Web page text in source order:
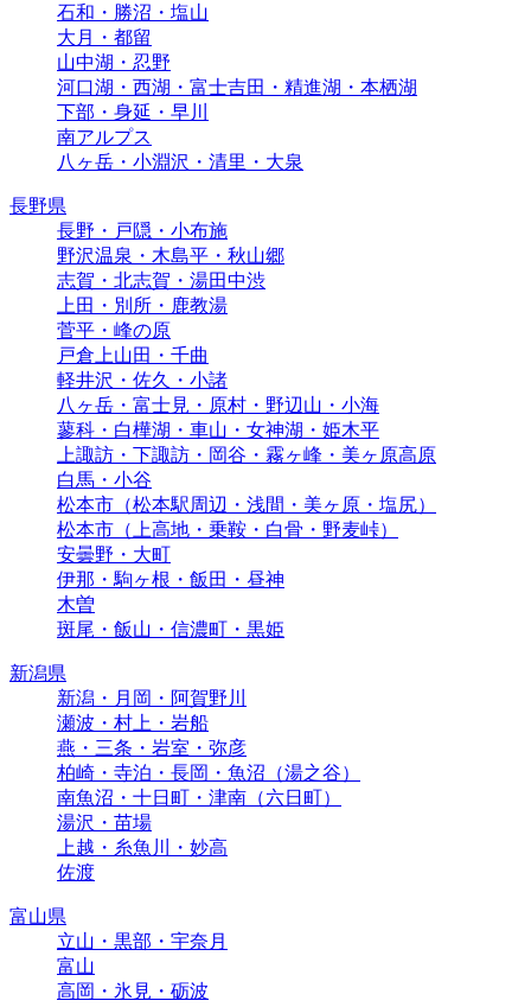
石和・勝沼・塩山
大月・都留
山中湖・忍野
河口湖・西湖・富士吉田・精進湖・本栖湖
下部・身延・早川
南アルプス
八ヶ岳・小淵沢・清里・大泉
長野県
長野・戸隠・小布施
野沢温泉・木島平・秋山郷
志賀・北志賀・湯田中渋
上田・別所・鹿教湯
菅平・峰の原
戸倉上山田・千曲
軽井沢・佐久・小諸
八ヶ岳・富士見・原村・野辺山・小海
蓼科・白樺湖・車山・女神湖・姫木平
上諏訪・下諏訪・岡谷・霧ヶ峰・美ヶ原高原
白馬・小谷
松本市（松本駅周辺・浅間・美ヶ原・塩尻）
松本市（上高地・乗鞍・白骨・野麦峠）
安曇野・大町
伊那・駒ヶ根・飯田・昼神
木曽
斑尾・飯山・信濃町・黒姫
新潟県
新潟・月岡・阿賀野川
瀬波・村上・岩船
燕・三条・岩室・弥彦
柏崎・寺泊・長岡・魚沼（湯之谷）
南魚沼・十日町・津南（六日町）
湯沢・苗場
上越・糸魚川・妙高
佐渡
富山県
立山・黒部・宇奈月
富山
高岡・氷見・砺波